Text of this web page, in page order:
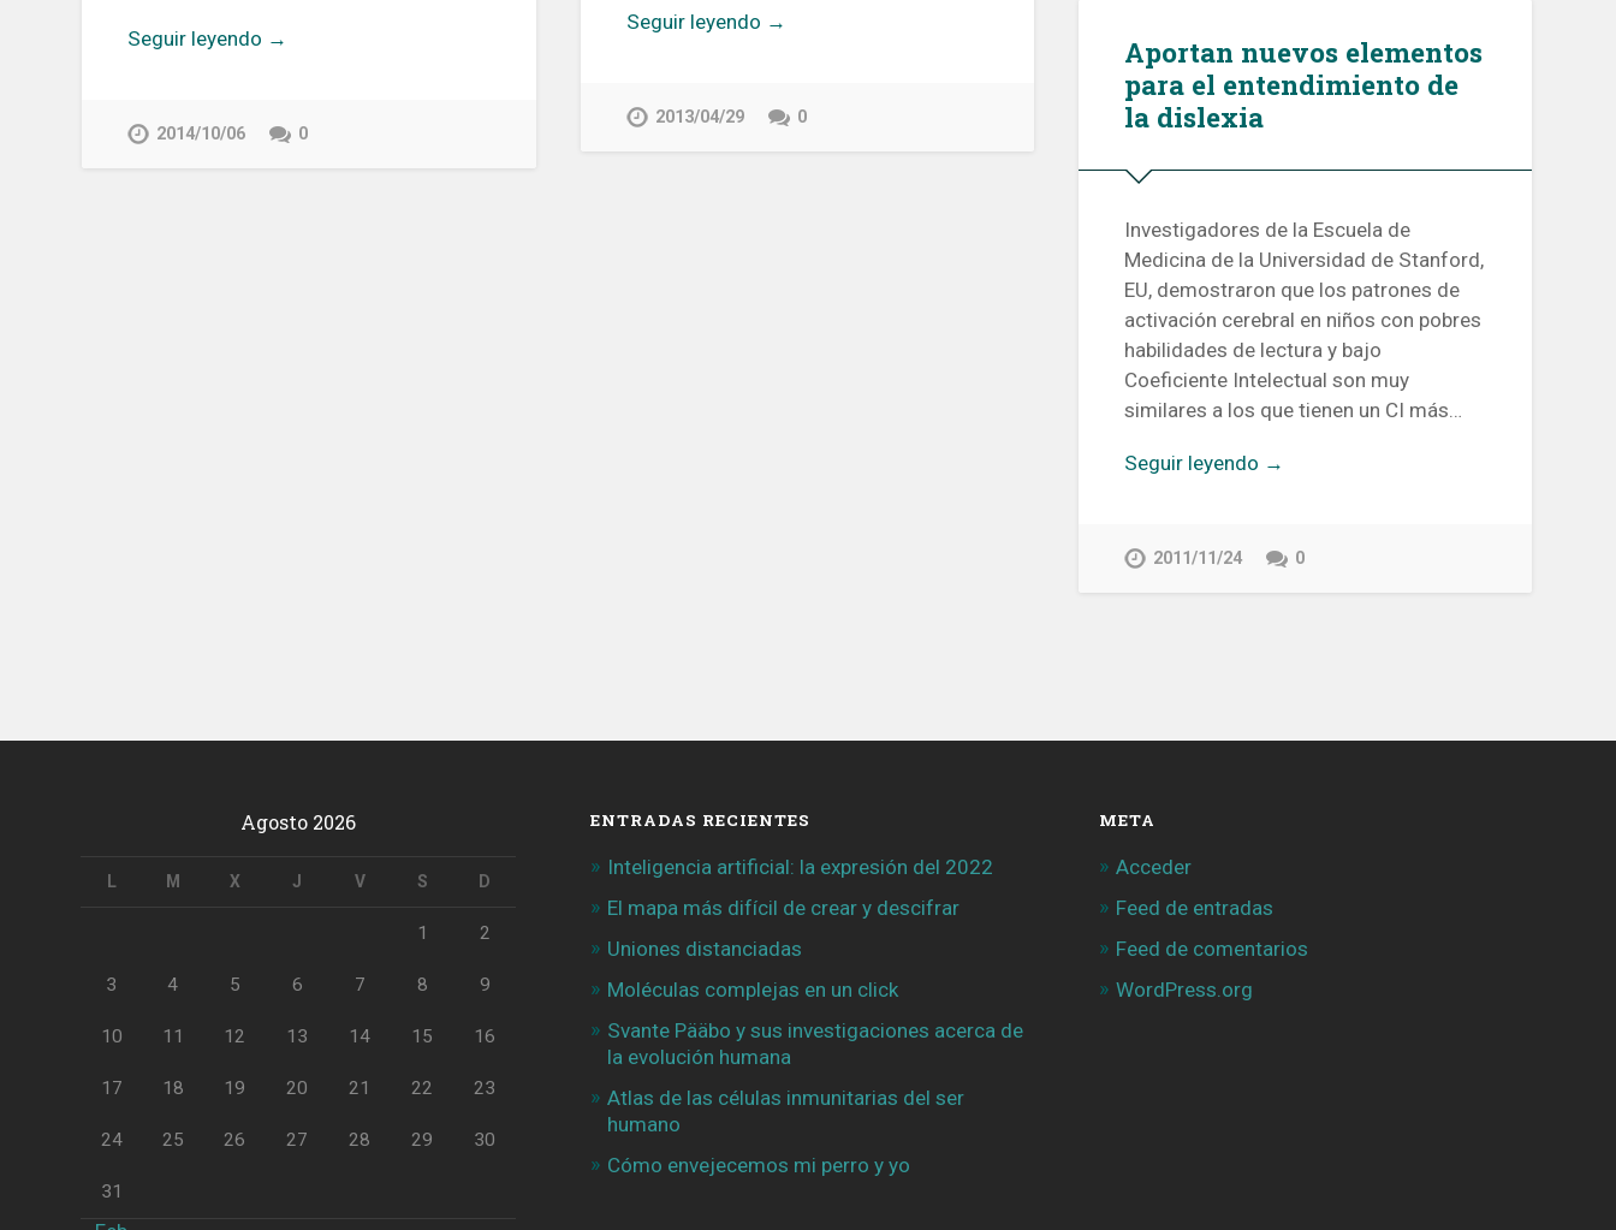
Seguir leyendo →
2014/10/06 0
Seguir leyendo →
2013/04/29 0
Aportan nuevos elementos
para el entendimiento de
la dislexia
Investigadores de la Escuela de
Medicina de la Universidad de Stanford,
EU, demostraron que los patrones de
activación cerebral en niños con pobres
habilidades de lectura y bajo
Coeficiente Intelectual son muy
similares a los que tienen un CI más…
Seguir leyendo →
2011/11/24 0
Agosto 2026
L M X J V S D
1 2
3 4 5 6 7 8 9
10 11 12 13 14 15 16
17 18 19 20 21 22 23
24 25 26 27 28 29 30
31
ENTRADAS RECIENTES
Inteligencia artificial: la expresión del 2022
El mapa más difícil de crear y descifrar
Uniones distanciadas
Moléculas complejas en un click
Svante Pääbo y sus investigaciones acerca de
la evolución humana
Atlas de las células inmunitarias del ser
humano
Cómo envejecemos mi perro y yo
META
Acceder
Feed de entradas
Feed de comentarios
WordPress.org